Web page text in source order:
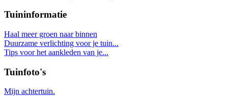
Tuininformatie
Haal meer groen naar binnen
Duurzame verlichting voor je tuin...
Tips voor het aankleden van je...
Tuinfoto's
Mijn achtertuin.